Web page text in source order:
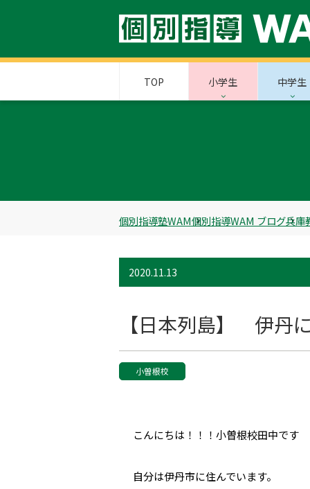
TOP 小学生 中学生
個別指導塾WAM個別指導WAM ブログ兵庫
2020.11.13
【日本列島】 伊丹
小曽根校
こんにちは！！！小曽根校田中です
自分は伊丹市に住んでいます。